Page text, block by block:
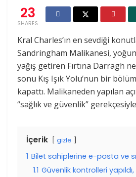
23
SHARES
Kral Charles’ın en sevdiği
Sandringham Malikanesi,
yağış getiren Fırtına Darragh
sonu Kış Işık Yolu’nun bir
kapattı. Malikaneden yapılan
“sağlık ve güvenlik”
İçerik gizle
1 Bilet sahiplerine e-posta ve
1.1 Güvenlik kontrolleri yapıldı,